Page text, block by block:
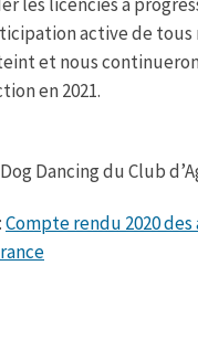
active de
et nous
en 2021.
Dancing du Club
Compte rendu 2020